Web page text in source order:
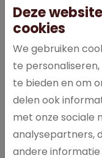
een lekker fruitige
je nu met koel water
van echte
meerdere
genieten! Karvan
smaak van echt fruit.
Bovendien is het een
Deze
cookies
We gebruiken
te
te bieden en om
delen ook
met onze sociale
analysepartners,
andere